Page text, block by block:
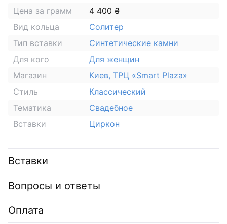
Цена за грамм
4 400 ₴
Вид кольца
Солитер
Тип вставки
Синтетические камни
Для кого
Для женщин
Магазин
Киев, ТРЦ «Smart Plaza»
Стиль
Классический
Тематика
Свадебное
Вставки
Циркон
Вставки
Вопросы и ответы
Оплата